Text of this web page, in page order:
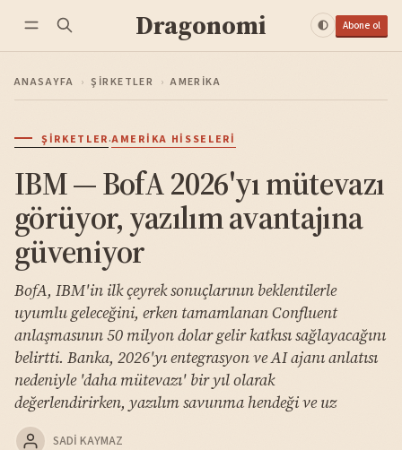
Dragonomi Abone ol
ANASAYFA › ŞIRKETLER › AMERIKA
ŞIRKETLER·AMERIKA HISSELERI
IBM — BofA 2026'yı mütevazı
görüyor, yazılım avantajına
güveniyor
BofA, IBM'in ilk çeyrek sonuçlarının beklentilerle
uyumlu geleceğini, erken tamamlanan Confluent
anlaşmasının 50 milyon dolar gelir katkısı sağlayacağını
belirtti. Banka, 2026'yı entegrasyon ve AI ajanı anlatısı
nedeniyle 'daha mütevazı' bir yıl olarak
değerlendirirken, yazılım savunma hendeği ve uz
SADI KAYMAZ